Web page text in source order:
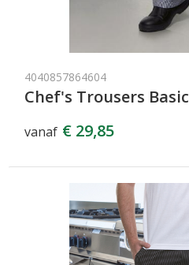
4040857864604
Chef's Trousers Basic
vanaf € 29,85